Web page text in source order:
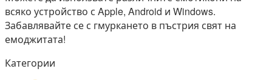
всяко устройство с Apple, Android и Windows.
Забавлявайте се с гмуркането в пъстрия свят на
емоджитата!
Категории